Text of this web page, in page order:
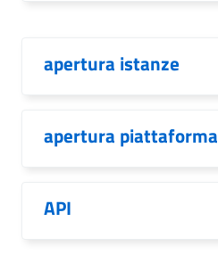
apertura istanze
apertura piattaforma
API